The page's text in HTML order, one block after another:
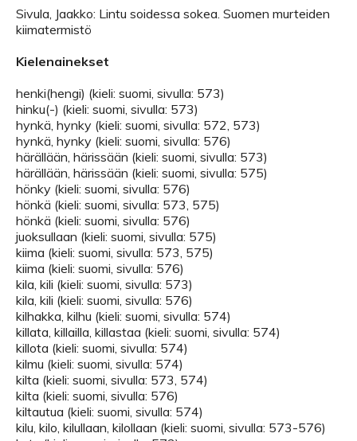
Sivula, Jaakko: Lintu soidessa sokea. Suomen murteiden
kiimatermistö
Kielenainekset
henki(hengi) (kieli: suomi, sivulla: 573)
hinku(-) (kieli: suomi, sivulla: 573)
hynkä, hynky (kieli: suomi, sivulla: 572, 573)
hynkä, hynky (kieli: suomi, sivulla: 576)
härällään, härissään (kieli: suomi, sivulla: 573)
härällään, härissään (kieli: suomi, sivulla: 575)
hönky (kieli: suomi, sivulla: 576)
hönkä (kieli: suomi, sivulla: 573, 575)
hönkä (kieli: suomi, sivulla: 576)
juoksullaan (kieli: suomi, sivulla: 575)
kiima (kieli: suomi, sivulla: 573, 575)
kiima (kieli: suomi, sivulla: 576)
kila, kili (kieli: suomi, sivulla: 573)
kila, kili (kieli: suomi, sivulla: 576)
kilhakka, kilhu (kieli: suomi, sivulla: 574)
killata, killailla, killastaa (kieli: suomi, sivulla: 574)
killota (kieli: suomi, sivulla: 574)
kilmu (kieli: suomi, sivulla: 574)
kilta (kieli: suomi, sivulla: 573, 574)
kilta (kieli: suomi, sivulla: 576)
kiltautua (kieli: suomi, sivulla: 574)
kilu, kilo, kilullaan, kilollaan (kieli: suomi, sivulla: 573-576)